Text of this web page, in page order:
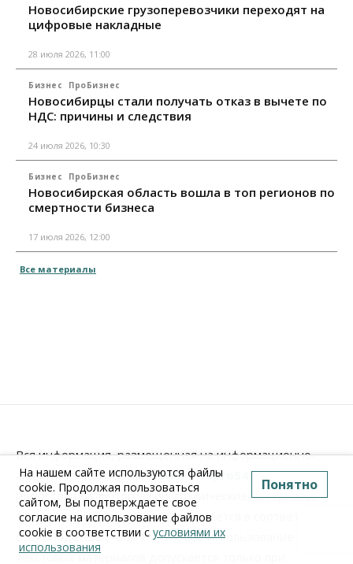
Новосибирские грузоперевозчики переходят на
цифровые накладные
28 июля 2026, 11:00
Бизнес ПроБизнес
Новосибирцы стали получать отказ в вычете по
НДС: причины и следствия
24 июля 2026, 10:30
Бизнес ПроБизнес
Новосибирская область вошла в топ регионов по
смертности бизнеса
17 июля 2026, 12:00
Все материалы
Вся информация, размещенная на информационно-
аналитическом порталеwww.Infopro54.ru(тексты,
иллюстрации, фотографии, графические материалы,
элементы дизайна, видео), охраняется в соответствии
с законодательством РФ. Любое использование
текстовых материалов допускается только при
На нашем сайте используются файлы
cookie. Продолжая пользоваться
сайтом, Вы подтверждаете свое
согласие на использование файлов
cookie в соответствии с условиями их
использования
Понятно